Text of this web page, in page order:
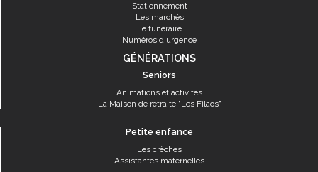
Stationnement
Les marchés
Le funéraire
Numéros d'urgence
GÉNÉRATIONS
Seniors
Animations et activités
La Maison de retraite "Les Filaos"
Petite enfance
Les crèches
Assistantes maternelles